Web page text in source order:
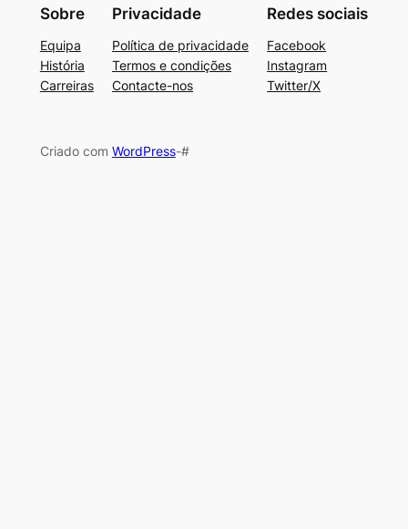
Sobre
Equipa
História
Carreiras
Privacidade
Política de privacidade
Termos e condições
Contacte-nos
Redes sociais
Facebook
Instagram
Twitter/X
Criado com WordPress-#